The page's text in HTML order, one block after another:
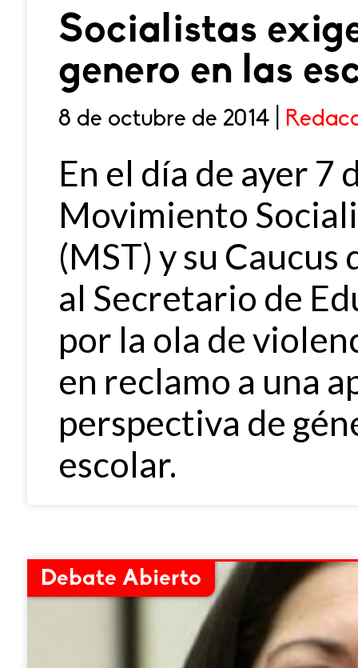
Socialistas
genero en las
8 de octubre de 2014 |
En el día de ayer 7
Movimiento
(MST) y su
al Secretario de
por la ola de
en reclamo a una
perspectiva de
escolar.
Debate Abierto